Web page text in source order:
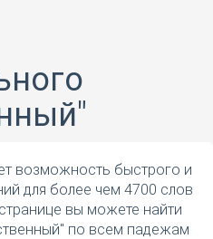
возможность быстрого и
для более чем 4700 слов
вы можете найти
по всем падежам